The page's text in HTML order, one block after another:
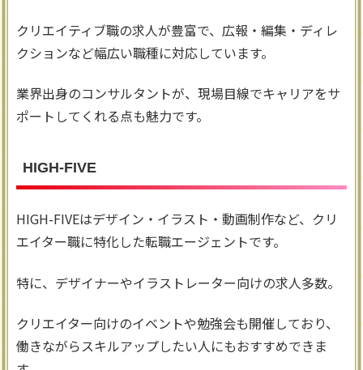
クリエイティブ職の求人が豊富で、広報・編集・ディレ
クションなど幅広い職種に対応しています。
業界出身のコンサルタントが、現場目線でキャリアをサ
ポートしてくれる点も魅力です。
HIGH-FIVE
HIGH-FIVEはデザイン・イラスト・動画制作など、クリ
エイター職に特化した転職エージェントです。
特に、デザイナーやイラストレーター向けの求人多数。
クリエイター向けのイベントや勉強会も開催しており、
働きながらスキルアップしたい人にもおすすめできま